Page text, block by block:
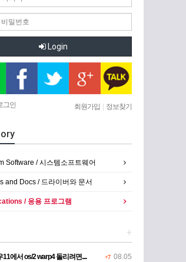
Login
그인 회원가입 | 정보찾기
Software / 시스템소프트웨어
and Docs / 드라이버와 문서
/ 응용 프로그램
+
+7 08.05
11에서 os/2 warp4 돌리려면....